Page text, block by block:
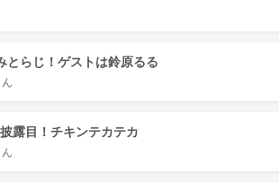
とらじ！ゲストは鈴原るる
露目！チキンテカテカ